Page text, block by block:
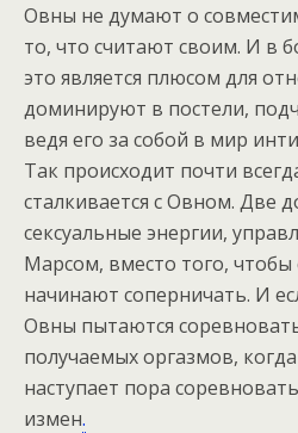
Овны не думают о
то, что считают своим. И в
это является плюсом для
доминируют в постели,
ведя его за собой в мир
Так происходит почти
сталкивается с Овном. Две
секcуальные энергии,
Марсом, вместо того,
начинают соперничать. И
Овны пытаются
получаемых оргазмов,
наступает пора
измен.